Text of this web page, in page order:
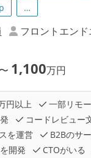
…
フロントエン
〜 1,100万円
円以上
一部リモ
コードレビュー
を運営
B2Bのサ
開発
CTOがいる